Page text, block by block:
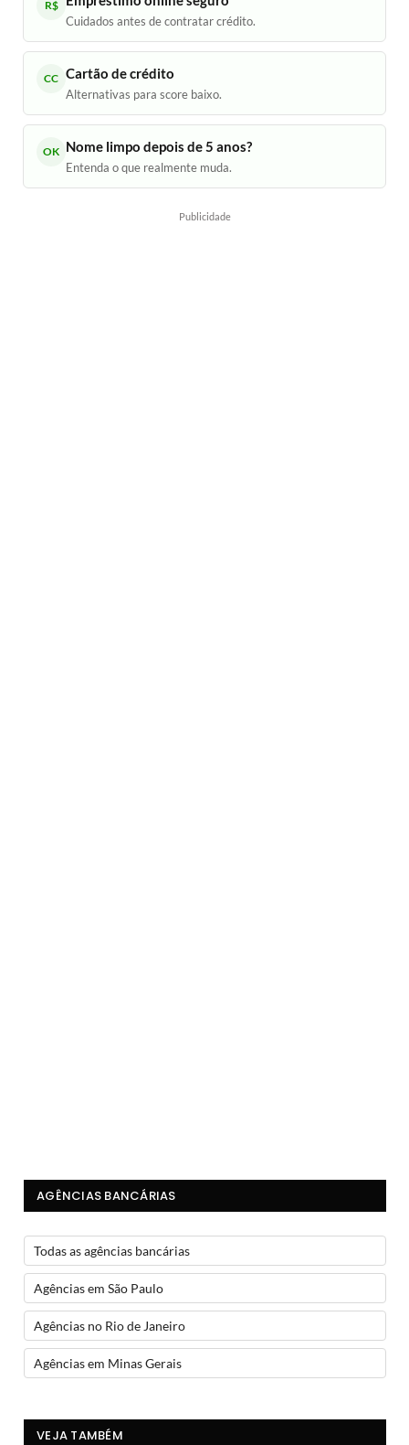
R$
Cuidados antes de contratar crédito.
CC Cartão de crédito
Alternativas para score baixo.
OK Nome limpo depois de 5 anos?
Entenda o que realmente muda.
Publicidade
AGÊNCIAS BANCÁRIAS
Todas as agências bancárias
Agências em São Paulo
Agências no Rio de Janeiro
Agências em Minas Gerais
VEJA TAMBÉM